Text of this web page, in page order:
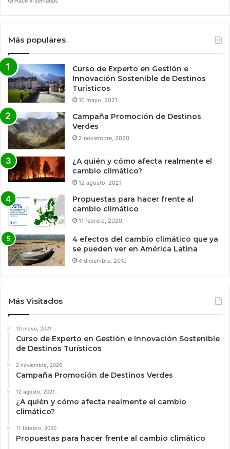
Más populares
Curso de Experto en Gestión e
Innovación Sostenible de Destinos
Turísticos
10 mayo, 2021
Campaña Promoción de Destinos
Verdes
2 noviembre, 2020
¿A quién y cómo afecta realmente el
cambio climático?
12 agosto, 2021
Propuestas para hacer frente al
cambio climático
11 febrero, 2020
4 efectos del cambio climático que ya
se pueden ver en América Latina
4 diciembre, 2019
Más Visitados
10 mayo, 2021
Curso de Experto en Gestión e Innovación Sostenible
de Destinos Turísticos
2 noviembre, 2020
Campaña Promoción de Destinos Verdes
12 agosto, 2021
¿A quién y cómo afecta realmente el cambio
climático?
11 febrero, 2020
Propuestas para hacer frente al cambio climático